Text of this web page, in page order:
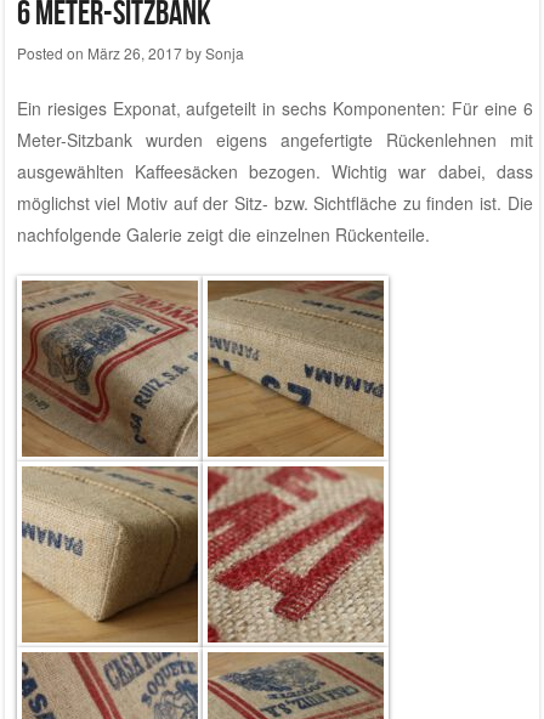
6 Meter-Sitzbank
Posted on März 26, 2017bySonja
Ein riesiges Exponat, aufgeteilt in sechs Komponenten: Für eine 6
Meter-Sitzbank wurden eigens angefertigte Rückenlehnen mit
ausgewählten Kaffeesäcken bezogen. Wichtig war dabei, dass
möglichst viel Motiv auf der Sitz- bzw. Sichtfläche zu finden ist. Die
nachfolgende Galerie zeigt die einzelnen Rückenteile.